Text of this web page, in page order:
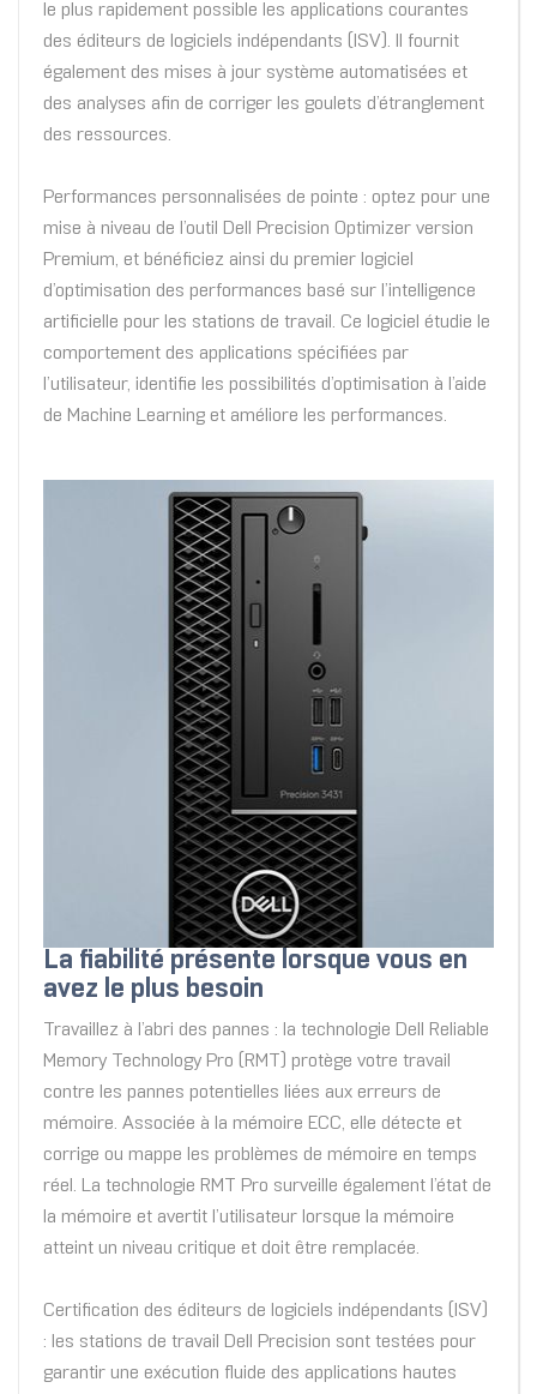
le plus rapidement possible les applications courantes
des éditeurs de logiciels indépendants (ISV). Il fournit
également des mises à jour système automatisées et
des analyses afin de corriger les goulets d’étranglement
des ressources.
Performances personnalisées de pointe : optez pour une
mise à niveau de l’outil Dell Precision Optimizer version
Premium, et bénéficiez ainsi du premier logiciel
d’optimisation des performances basé sur l’intelligence
artificielle pour les stations de travail. Ce logiciel étudie le
comportement des applications spécifiées par
l’utilisateur, identifie les possibilités d’optimisation à l’aide
de Machine Learning et améliore les performances.
La fiabilité présente lorsque vous en
avez le plus besoin
Travaillez à l’abri des pannes : la technologie Dell Reliable
Memory Technology Pro (RMT) protège votre travail
contre les pannes potentielles liées aux erreurs de
mémoire. Associée à la mémoire ECC, elle détecte et
corrige ou mappe les problèmes de mémoire en temps
réel. La technologie RMT Pro surveille également l’état de
la mémoire et avertit l’utilisateur lorsque la mémoire
atteint un niveau critique et doit être remplacée.
Certification des éditeurs de logiciels indépendants (ISV)
: les stations de travail Dell Precision sont testées pour
garantir une exécution fluide des applications hautes